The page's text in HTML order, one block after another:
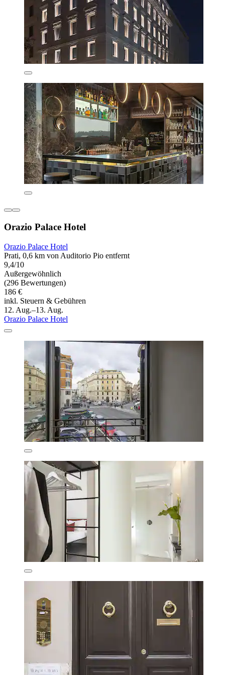
Orazio Palace Hotel
Orazio Palace Hotel
Prati, 0,6 km von Auditorio Pio entfernt
9,4/10
Außergewöhnlich
(296 Bewertungen)
186 €
inkl. Steuern & Gebühren
12. Aug.–13. Aug.
Orazio Palace Hotel